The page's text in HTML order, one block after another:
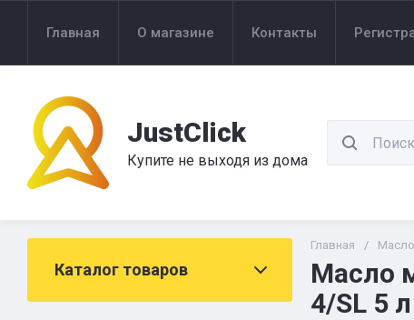
Главная О магазине Контакты
JustClick
Купите не выходя из дома
Каталог товаров
Главная / Масло
Масло
4/SL 5